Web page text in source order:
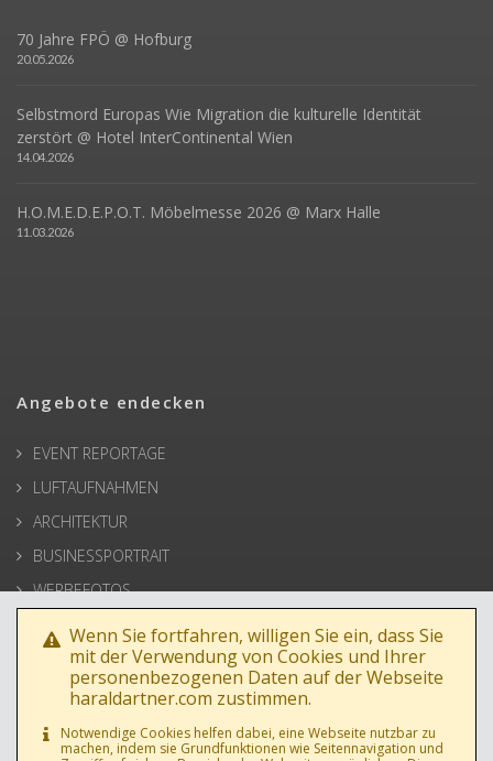
70 Jahre FPÖ @ Hofburg
20.05.2026
Selbstmord Europas Wie Migration die kulturelle Identität
zerstört @ Hotel InterContinental Wien
14.04.2026
H.O.M.E.D.E.P.O.T. Möbelmesse 2026 @ Marx Halle
11.03.2026
Angebote endecken
EVENT REPORTAGE
LUFTAUFNAHMEN
ARCHITEKTUR
BUSINESSPORTRAIT
WERBEFOTOS
HOCHZEIT
PRESSE
Wenn Sie fortfahren, willigen Sie ein, dass Sie
mit der Verwendung von Cookies und Ihrer
personenbezogenen Daten auf der Webseite
haraldartner.com zustimmen.
Notwendige Cookies helfen dabei, eine Webseite nutzbar zu
machen, indem sie Grundfunktionen wie Seitennavigation und